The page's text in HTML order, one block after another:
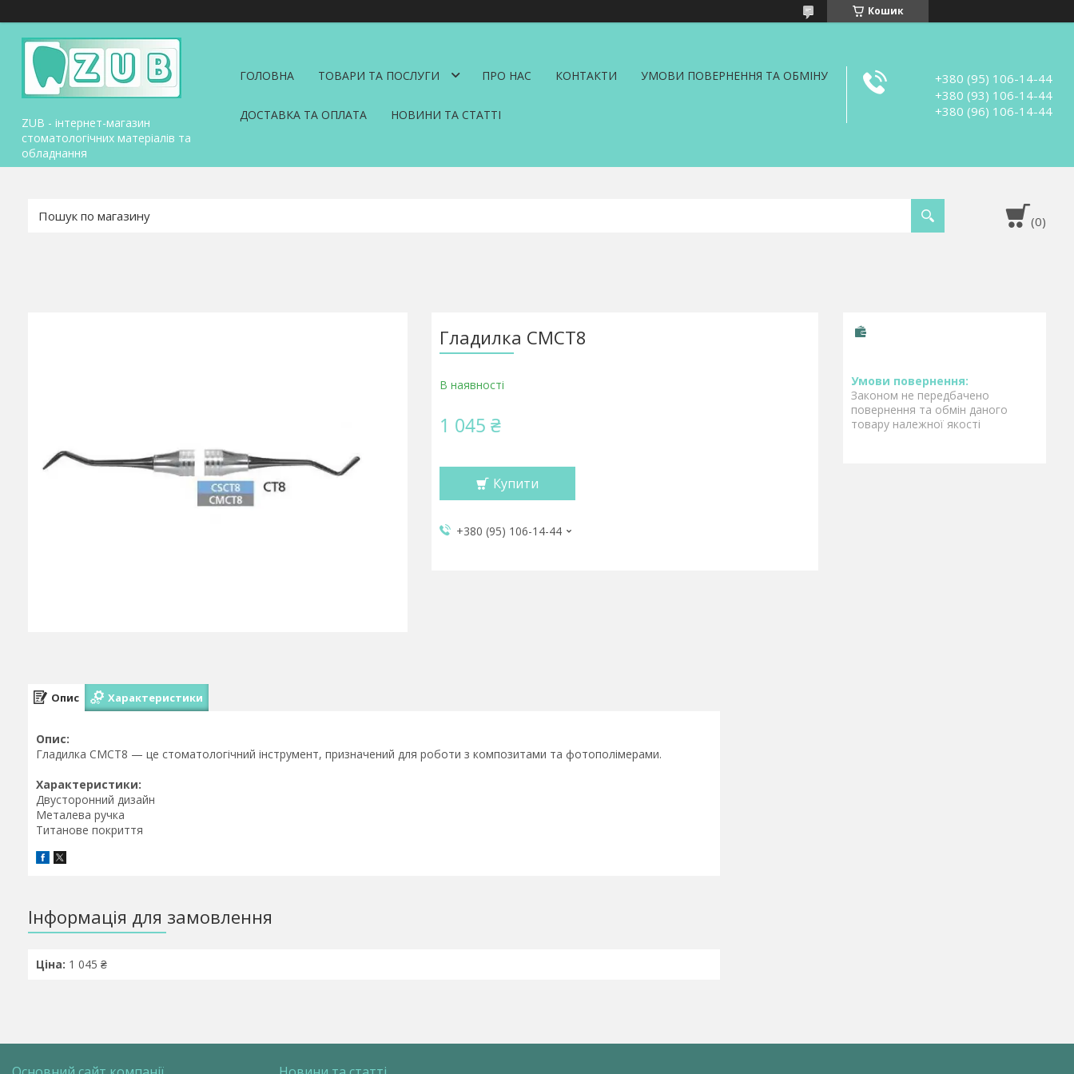
Кошик
ZUB - інтернет-магазин
стоматологічних матеріалів та
обладнання
ГОЛОВНА ТОВАРИ ТА ПОСЛУГИ ПРО НАС КОНТАКТИ УМОВИ ПОВЕРНЕННЯ ТА ОБМІНУ
ДОСТАВКА ТА ОПЛАТА НОВИНИ ТА СТАТТІ
+380 (95) 106-14-44
+380 (93) 106-14-44
+380 (96) 106-14-44
Гладилка CMCT8
В наявності
1 045 ₴
Купити
+380 (95) 106-14-44
Законом не передбачено
повернення та обмін даного
товару належної якості
Опис Характеристики
Опис:
Гладилка CMCT8 — це стоматологічний інструмент, призначений для роботи з композитами та фотополімерами.
Характеристики:
Двусторонний дизайн
Металева ручка
Титанове покриття
Інформація для замовлення
Ціна: 1 045 ₴